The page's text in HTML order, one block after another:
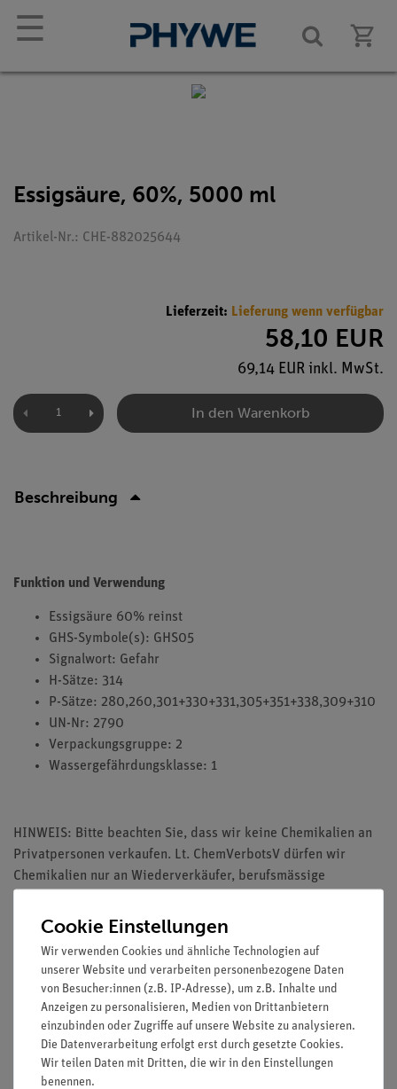
☰
Essigsäure, 60%, 5000 ml
Artikel-Nr.: CHE-882025644
Lieferzeit: Lieferung wenn verfügbar
58,10 EUR
69,14 EUR inkl. MwSt.
In den Warenkorb
Beschreibung
Funktion und Verwendung
Essigsäure 60% reinst
GHS-Symbole(s): GHS05
Signalwort: Gefahr
H-Sätze: 314
P-Sätze: 280,260,301+330+331,305+351+338,309+310
UN-Nr: 2790
Verpackungsgruppe: 2
Wassergefährdungsklasse: 1
HINWEIS: Bitte beachten Sie, dass wir keine Chemikalien an
Privatpersonen verkaufen. Lt. ChemVerbotsV dürfen wir
Chemikalien nur an Wiederverkäufer, berufsmässige
Lehranstalten abgeben.
Media / Downloads
Cookie Einstellungen
Wir verwenden Cookies und ähnliche Technologien auf
unserer Website und verarbeiten personenbezogene Daten
von Besucher:innen (z.B. IP-Adresse), um z.B. Inhalte und
Anzeigen zu personalisieren, Medien von Drittanbietern
einzubinden oder Zugriffe auf unsere Website zu analysieren.
Die Datenverarbeitung erfolgt erst durch gesetzte Cookies.
Wir teilen Daten mit Dritten, die wir in den Einstellungen
benennen.